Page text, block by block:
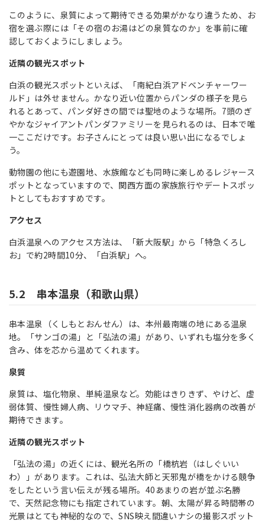
このように、泉質によって期待できる効果がかなり違うため、お
宿を選ぶ際には「その宿のお湯はどの泉質なのか」を事前に確
認しておくようにしましょう。
近隣の観光スポット
白浜の観光スポットといえば、「南紀白浜アドベンチャーワー
ルド」は外せません。かなり近い位置からパンダの様子を見ら
れるとあって、パンダ好きの間では聖地のような場所。7頭のぎ
やかなジャイアントパンダファミリーを見られるのは、日本で唯
一ここだけです。お子さんにとっては良い思い出になるでしょ
う。
動物園の他にも遊園地、水族館なども同時に楽しめるレジャース
ポットとなっていますので、関西方面の家族旅行やデートスポッ
トとしてもおすすめです。
アクセス
白浜温泉へのアクセス方法は、「新大阪駅」から「特急くろし
お」で約2時間10分、 「白浜駅」へ。
5.2 串本温泉（和歌山県）
串本温泉（くしもとおんせん）は、本州最南端の地にある温泉
地。「サンゴの湯」と「弘法の湯」があり、いずれも塩分を多く
含み、体を芯から温めてくれます。
泉質
泉質は、塩化物泉、単純温泉など。効能はきりきず、やけど、虚
弱体質、慢性婦人病、リウマチ、神経痛、慢性消化器病の改善が
期待できます。
近隣の観光スポット
「弘法の湯」の近くには、観光名所の「橋杭岩（はしぐいい
わ）」があります。これは、弘法大師と天邪鬼が橋をかける競争
をしたという言い伝えが残る場所。40あまりの岩が並ぶ名勝
で、天然記念物にも指定されています。朝、太陽が昇る時間帯の
光景はとても神秘的なので、SNS映え間違いナシの撮影スポット